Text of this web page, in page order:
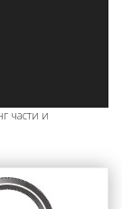
части и